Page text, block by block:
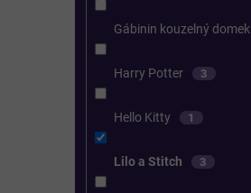
Gábinin kouzelný domek
Harry Potter 3
Hello Kitty 1
Lilo a Stitch 3